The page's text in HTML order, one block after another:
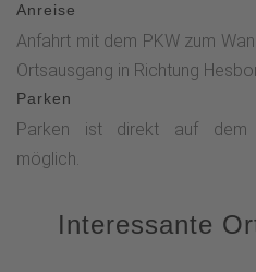
Anreise
Anfahrt mit dem PKW zum
Ortsausgang in Richtung
Parken
Parken ist direkt auf dem
möglich.
Interessante